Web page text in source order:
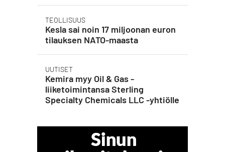
TEOLLISUUS
Kesla sai noin 17 miljoonan euron
tilauksen NATO-maasta
UUTISET
Kemira myy Oil & Gas -
liiketoimintansa Sterling
Specialty Chemicals LLC -yhtiölle